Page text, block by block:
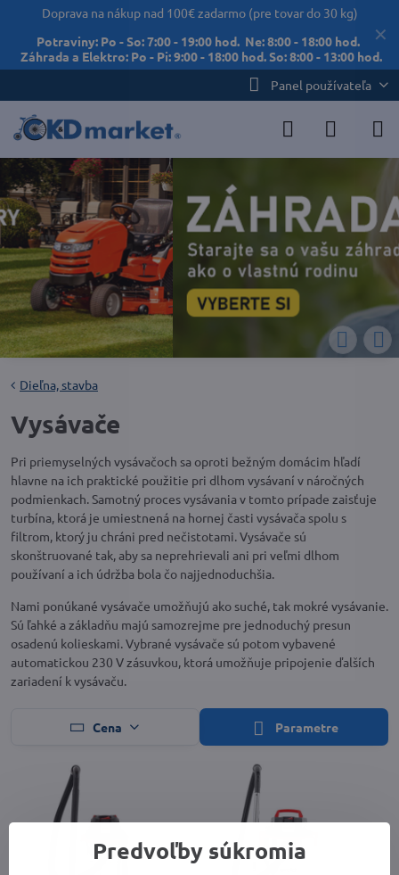
✕
Doprava na nákup nad 100€ zadarmo (pre tovar do 30 kg)
Potraviny: Po - So: 7:00 - 19:00 hod. Ne: 8:00 - 18:00 hod.
Záhrada a Elektro: Po - Pi: 9:00 - 18:00 hod. So: 8:00 - 13:00 hod.
Panel používateľa
Dieľna, stavba
Vysávače
Pri priemyselných vysávačoch sa oproti bežným domácim hľadí
hlavne na ich praktické použitie pri dlhom vysávaní v náročných
podmienkach. Samotný proces vysávania v tomto prípade zaisťuje
turbína, ktorá je umiestnená na hornej časti vysávača spolu s
filtrom, ktorý ju chráni pred nečistotami. Vysávače sú
skonštruované tak, aby sa neprehrievali ani pri veľmi dlhom
používaní a ich údržba bola čo najjednoduchšia.
Nami ponúkané vysávače umožňujú ako suché, tak mokré vysávanie.
Sú ľahké a základňu majú samozrejme pre jednoduchý presun
osadenú kolieskami. Vybrané vysávače sú potom vybavené
automatickou 230 V zásuvkou, ktorá umožňuje pripojenie ďalších
zariadení k vysávaču.
Cena Parametre
Predvoľby súkromia